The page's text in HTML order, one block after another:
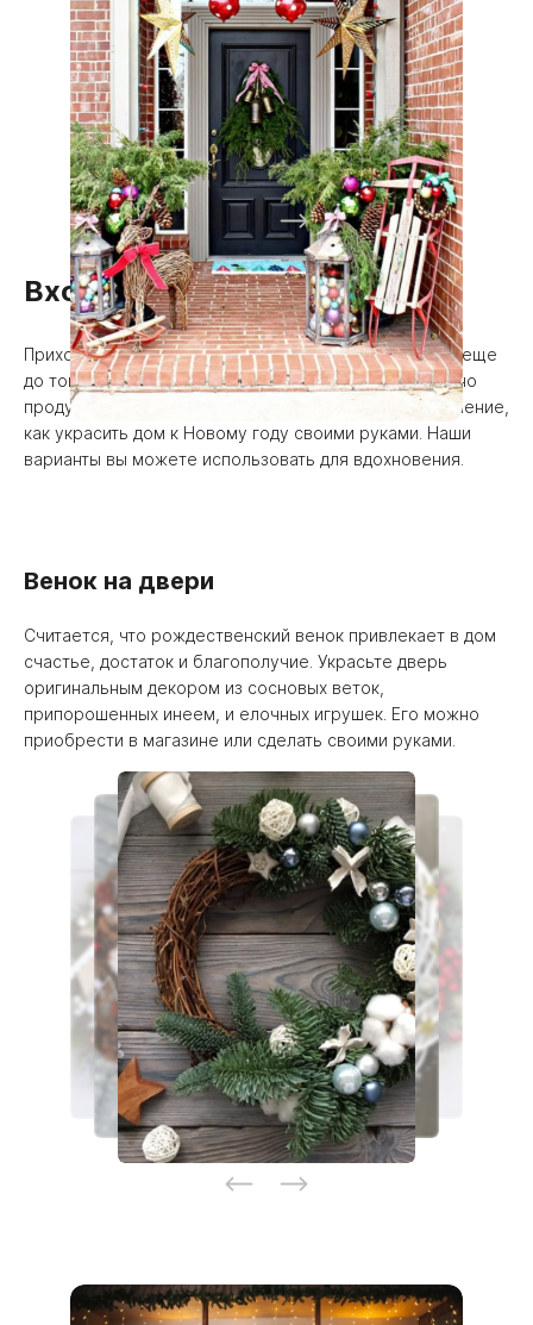
Входная зона
Приходя в гости, первое впечатление вы получаете еще
до того, как откроете дверь, поэтому хозяевам нужно
продумать оригинальное «приветственное» оформление,
как украсить дом к Новому году своими руками. Наши
варианты вы можете использовать для вдохновения.
Венок на двери
Считается, что рождественский венок привлекает в дом
счастье, достаток и благополучие. Украсьте дверь
оригинальным декором из сосновых веток,
припорошенных инеем, и елочных игрушек. Его можно
приобрести в магазине или сделать своими руками.